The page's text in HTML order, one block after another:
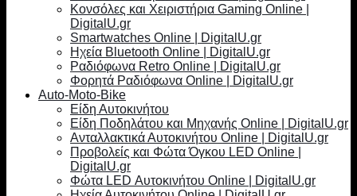
Κονσόλες και Χειριστήρια Gaming Online |
DigitalU.gr
Smartwatches Online | DigitalU.gr
Ηχεία Bluetooth Online | DigitalU.gr
Ραδιόφωνα Retro Online | DigitalU.gr
Φορητά Ραδιόφωνα Online | DigitalU.gr
Auto-Moto-Bike
Είδη Αυτοκινήτου
Είδη Ποδηλάτου και Μηχανής Online | DigitalU.gr
Ανταλλακτικά Αυτοκινήτου Online | DigitalU.gr
Προβολείς και Φώτα Όγκου LED Online |
DigitalU.gr
Φώτα LED Αυτοκινήτου Online | DigitalU.gr